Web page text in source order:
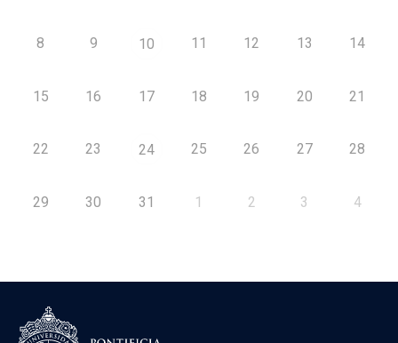
8 9 10 11 12 13 14
15 16 17 18 19 20 21
22 23 24 25 26 27 28
29 30 31 1 2 3 4